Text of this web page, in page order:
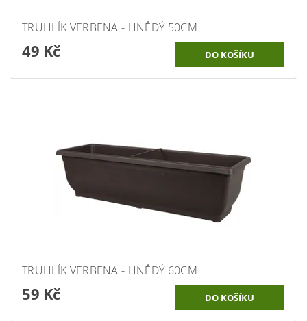
TRUHLÍK VERBENA - HNĚDÝ 50CM
49 Kč
TRUHLÍK VERBENA - HNĚDÝ 60CM
59 Kč